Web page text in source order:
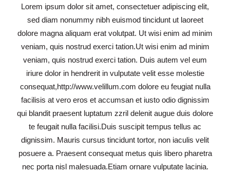
Lorem ipsum dolor sit amet, consectetuer adipiscing elit,
sed diam nonummy nibh euismod tincidunt ut laoreet
dolore magna aliquam erat volutpat. Ut wisi enim ad minim
veniam, quis nostrud exerci tation.Ut wisi enim ad minim
veniam, quis nostrud exerci tation. Duis autem vel eum
iriure dolor in hendrerit in vulputate velit esse molestie
consequat,http://www.velillum.com dolore eu feugiat nulla
facilisis at vero eros et accumsan et iusto odio dignissim
qui blandit praesent luptatum zzril delenit augue duis dolore
te feugait nulla facilisi.Duis suscipit tempus tellus ac
dignissim. Mauris cursus tincidunt tortor, non iaculis velit
posuere a. Praesent consequat metus quis libero pharetra
nec porta nisl malesuada.Etiam ornare vulputate lacinia.